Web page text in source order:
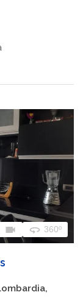
videocam 360 360º